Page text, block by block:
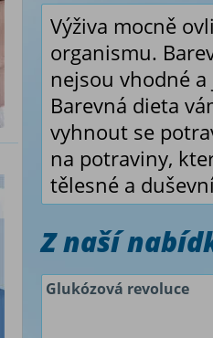
Výživa mocně
organismu.
nejsou vhodné
Barevná dieta
vyhnout se
na potraviny,
tělesné a
Z naší
Glukózová revoluce